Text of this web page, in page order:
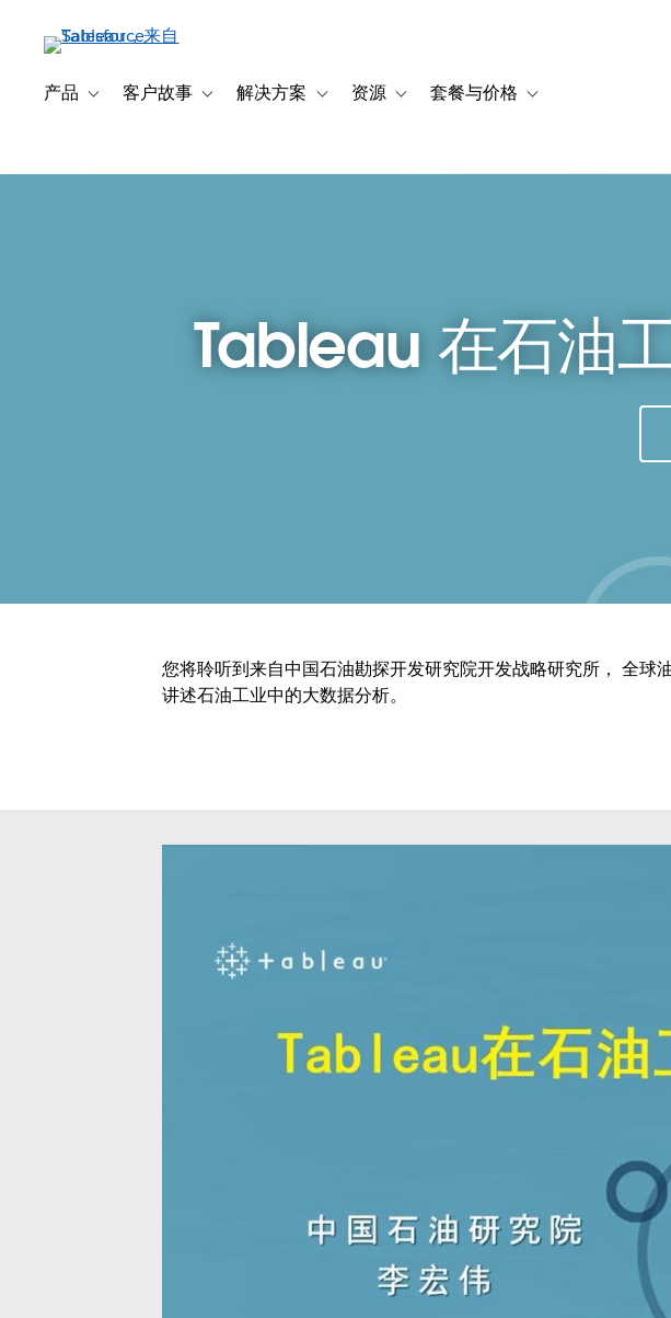
容
产品 Toggle sub-navigation for 产品
客户故事 Toggle sub-navigation for 客户故事
解决方案 Toggle sub-navigation for 解决方案
资源 Toggle sub-navigation for 资源
套餐与价格 Toggle sub-navigation
Tableau 在石油
您将聆听到来自中国石油勘探开发研究院开发战略研究所， 全球
讲述石油工业中的大数据分析。